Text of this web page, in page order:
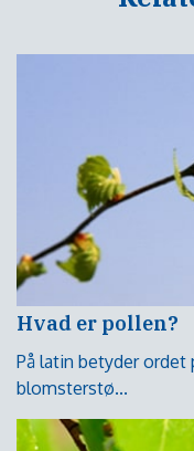
Hvad er pollen?
På latin betyder
blomsterstø...